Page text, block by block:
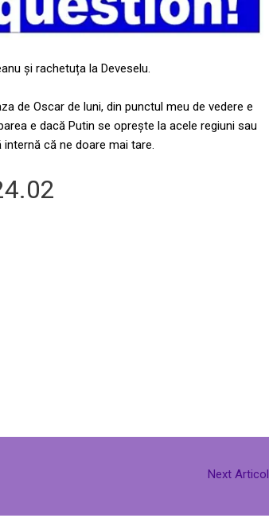
și rachetuța la Deveselu.
de Oscar de luni, din punctul meu de vedere e
e dacă Putin se oprește la acele regiuni sau
că ne doare mai tare.
Next Articol